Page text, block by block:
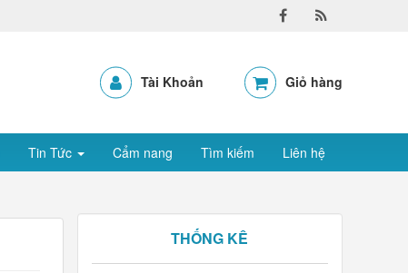
Tài Khoản Giỏ hàng
Tin Tức Cẩm nang Tìm kiếm Liên hệ
THỐNG KÊ